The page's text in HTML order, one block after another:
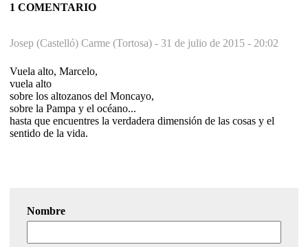
1 COMENTARIO
Josep (Castelló) Carme (Tortosa) - 31 de julio de 2015 - 20:02
Vuela alto, Marcelo,
vuela alto
sobre los altozanos del Moncayo,
sobre la Pampa y el océano...
hasta que encuentres la verdadera dimensión de las cosas y el
sentido de la vida.
Nombre